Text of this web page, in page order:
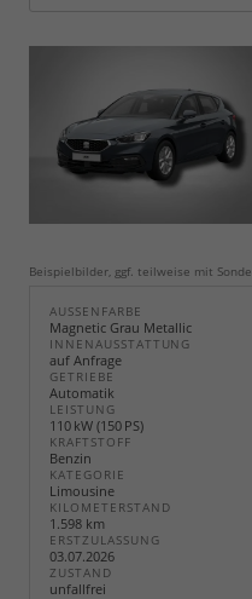
Beispielbilder, ggf. teilweise mit
AUSSENFARBE
Magnetic Grau Metallic
INNENAUSSTATTUNG
auf Anfrage
GETRIEBE
Automatik
LEISTUNG
110 kW (150 PS)
KRAFTSTOFF
Benzin
KATEGORIE
Limousine
KILOMETERSTAND
1.598 km
ERSTZULASSUNG
03.07.2026
ZUSTAND
unfallfrei